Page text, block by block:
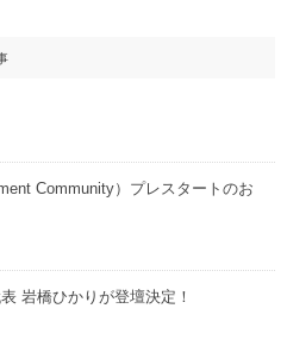
Community）プレスタートのお
岩橋ひかりが登壇決定！